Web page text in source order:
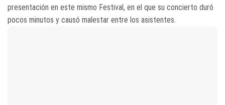
presentación en este mismo Festival, en el que su concierto duró
pocos minutos y causó malestar entre los asistentes.